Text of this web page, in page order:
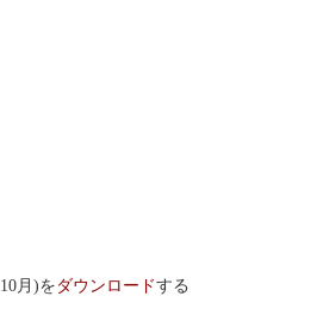
月)を ダウンロードする